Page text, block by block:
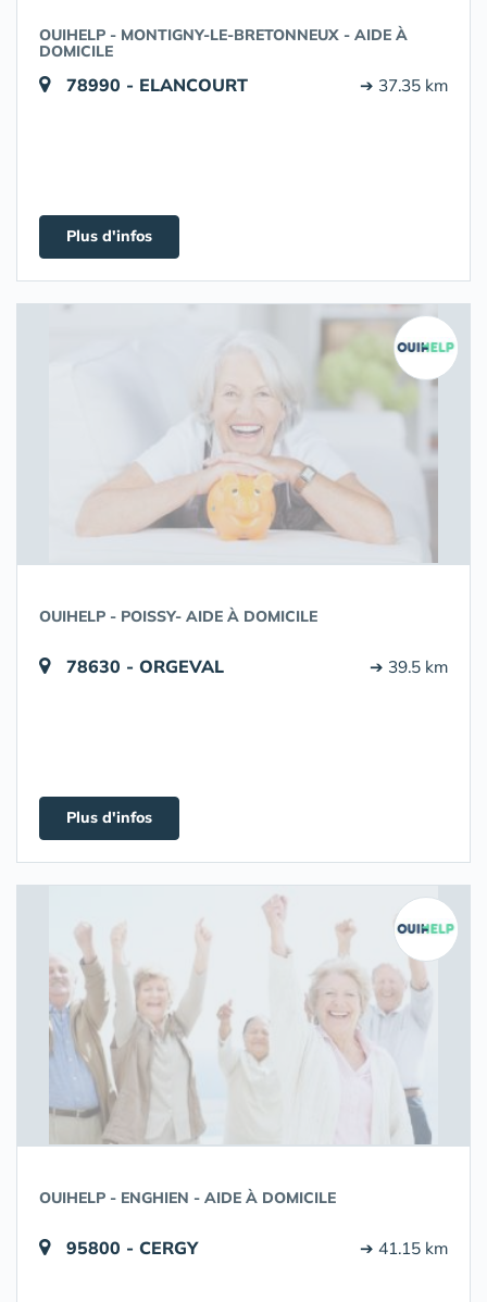
OUIHELP - MONTIGNY-LE-BRETONNEUX - AIDE À
DOMICILE
78990 - ELANCOURT ➔ 37.35 km
Plus d'infos
OUIHELP - POISSY- AIDE À DOMICILE
78630 - ORGEVAL ➔ 39.5 km
Plus d'infos
OUIHELP - ENGHIEN - AIDE À DOMICILE
95800 - CERGY ➔ 41.15 km